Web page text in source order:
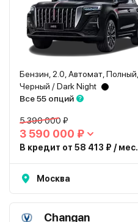
Бензин, 2.0, Автомат, Полный,
Черный / Dark Night
Все 55 опций
5 390 000 ₽
3 590 000 ₽
В кредит от 58 413 ₽ / мес.
Москва
Changan